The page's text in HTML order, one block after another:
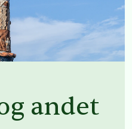
andet